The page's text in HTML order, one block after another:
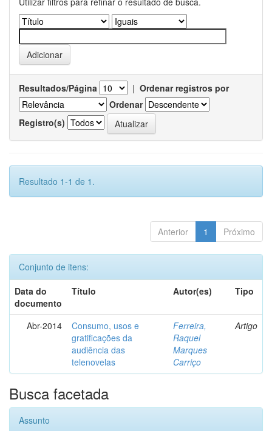
Resultados/Página | Ordenar registros por
Ordenar
Registro(s)
Resultado 1-1 de 1.
Anterior 1 Próximo
Conjunto de itens:
Data do
documento
Título Autor(es) Tipo
Abr-2014
Consumo, usos e
gratificações da
audiência das
telenovelas
Ferreira,
Raquel
Marques
Carriço
Artigo
Busca facetada
Assunto